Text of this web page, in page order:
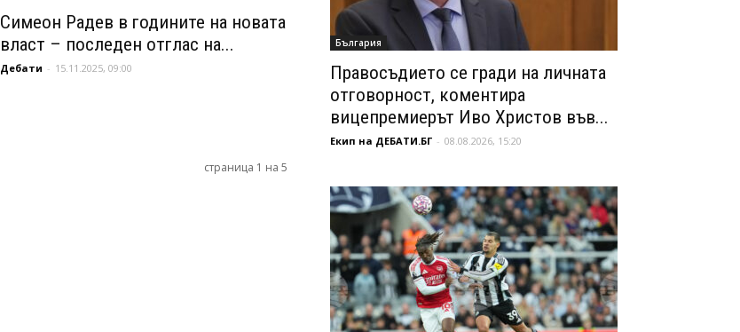
Симеон Радев в годините на новата
власт – последен отглас на...
Дебати - 15.11.2025, 09:00
страница 1 на 5
България
Правосъдието се гради на личната
отговорност, коментира
вицепремиерът Иво Христов във...
Екип на ДЕБАТИ.БГ - 08.08.2026, 15:20